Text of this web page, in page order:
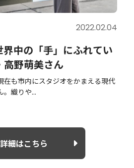
2022.02.04
中の「手」にふれてい
高野萌美さん
在も市内にスタジオをかまえる現代
。織りや...
詳細はこちら